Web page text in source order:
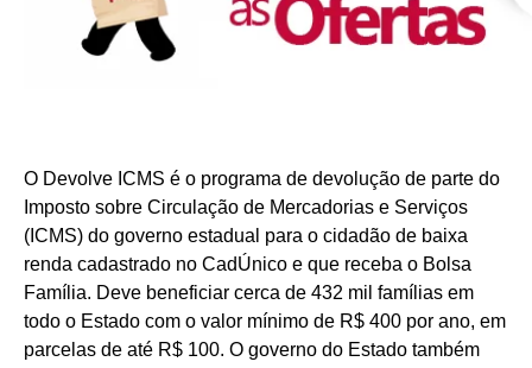
O Devolve ICMS é o programa de devolução de parte do
Imposto sobre Circulação de Mercadorias e Serviços
(ICMS) do governo estadual para o cidadão de baixa
renda cadastrado no CadÚnico e que receba o Bolsa
Família. Deve beneficiar cerca de 432 mil famílias em
todo o Estado com o valor mínimo de R$ 400 por ano, em
parcelas de até R$ 100. O governo do Estado também